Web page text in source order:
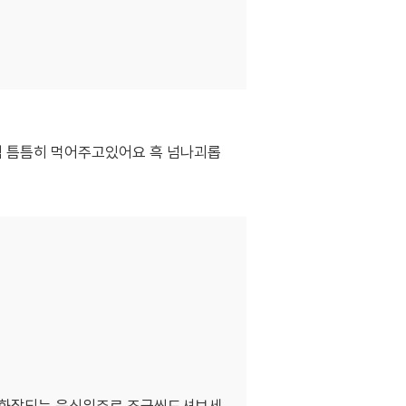
틈히 먹어주고있어요 흑 넘나괴롭